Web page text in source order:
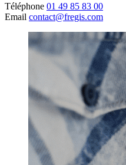
Téléphone 01 49 85 83 00
Email contact@fregis.com